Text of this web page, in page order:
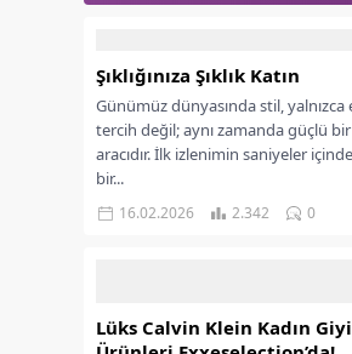
Şıklığınıza Şıklık Katın
Günümüz dünyasında stil,
tercih değil; aynı zamanda güçlü
aracıdır. İlk izlenimin saniyeler
bir...
16.02.2026 2.342 0
Lüks Calvin Klein Kadın